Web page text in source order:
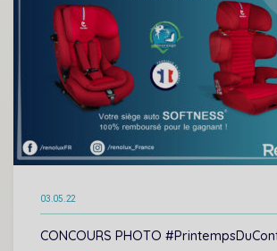
03.05.22
CONCOURS PHOTO